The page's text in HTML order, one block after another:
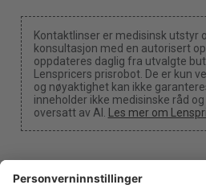
Kontaktlinser er medisinsk utstyr
konsultasjon med en autorisert
oppdateres daglig fra utvalgte
Lenspricers prisrobot. De er kun
og nøyaktighet kan ikke
inneholder ikke medisinske råd
oversatt av AI. Les mer om